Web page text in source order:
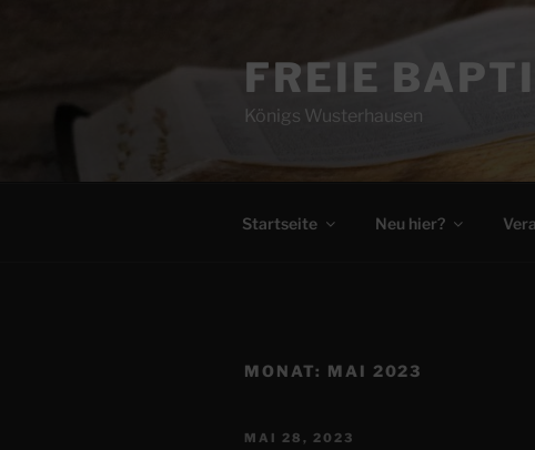
FREIE
Königs Wusterhausen
Startseite Neu hier?
MONAT: MAI 2023
VERÖFFENTLICHT
MAI 28, 2023